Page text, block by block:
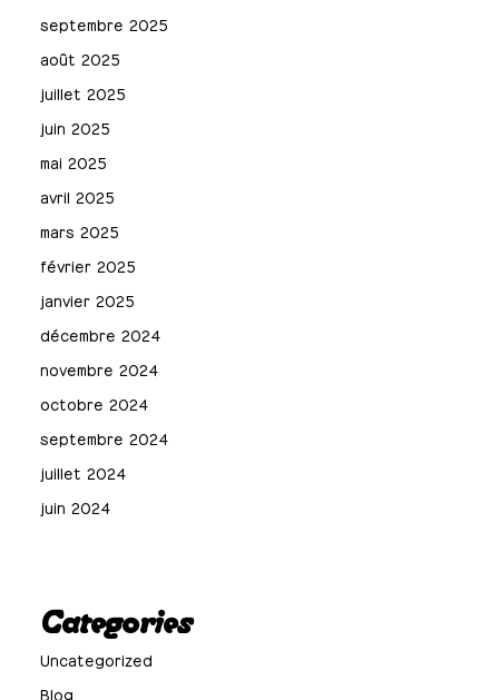
septembre 2025
août 2025
juillet 2025
juin 2025
mai 2025
avril 2025
mars 2025
février 2025
janvier 2025
décembre 2024
novembre 2024
octobre 2024
septembre 2024
juillet 2024
juin 2024
Categories
Uncategorized
Blog